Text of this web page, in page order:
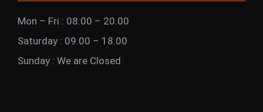
Mon – Fri : 08.00 – 20.00
Saturday : 09.00 – 18.00
Sunday : We are Closed